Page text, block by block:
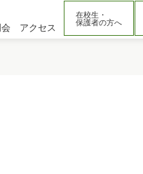
アクセス
在校生・
保護者の方へ